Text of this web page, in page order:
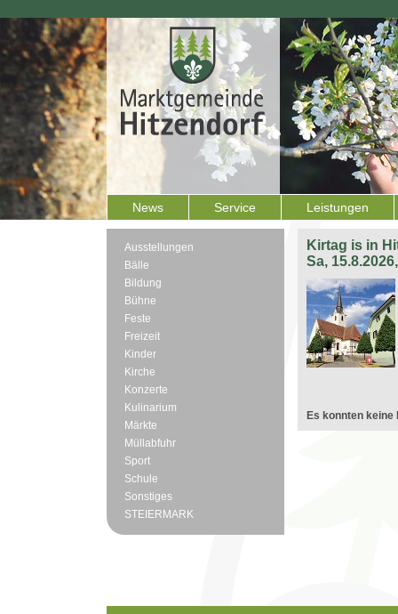
News Service Leistungen
Ausstellungen
Bälle
Bildung
Bühne
Feste
Freizeit
Kinder
Kirche
Konzerte
Kulinarium
Märkte
Müllabfuhr
Sport
Schule
Sonstiges
STEIERMARK
Kirtag is in
Sa,
Es konnten keine